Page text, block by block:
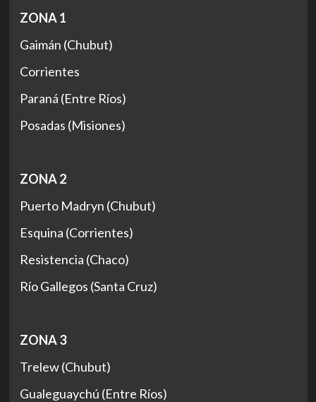
ZONA 1
Gaimán (Chubut)
Corrientes
Paraná (Entre Ríos)
Posadas (Misiones)
ZONA 2
Puerto Madryn (Chubut)
Esquina (Corrientes)
Resistencia (Chaco)
Río Gallegos (Santa Cruz)
ZONA 3
Trelew (Chubut)
Gualeguaychú (Entre Ríos)